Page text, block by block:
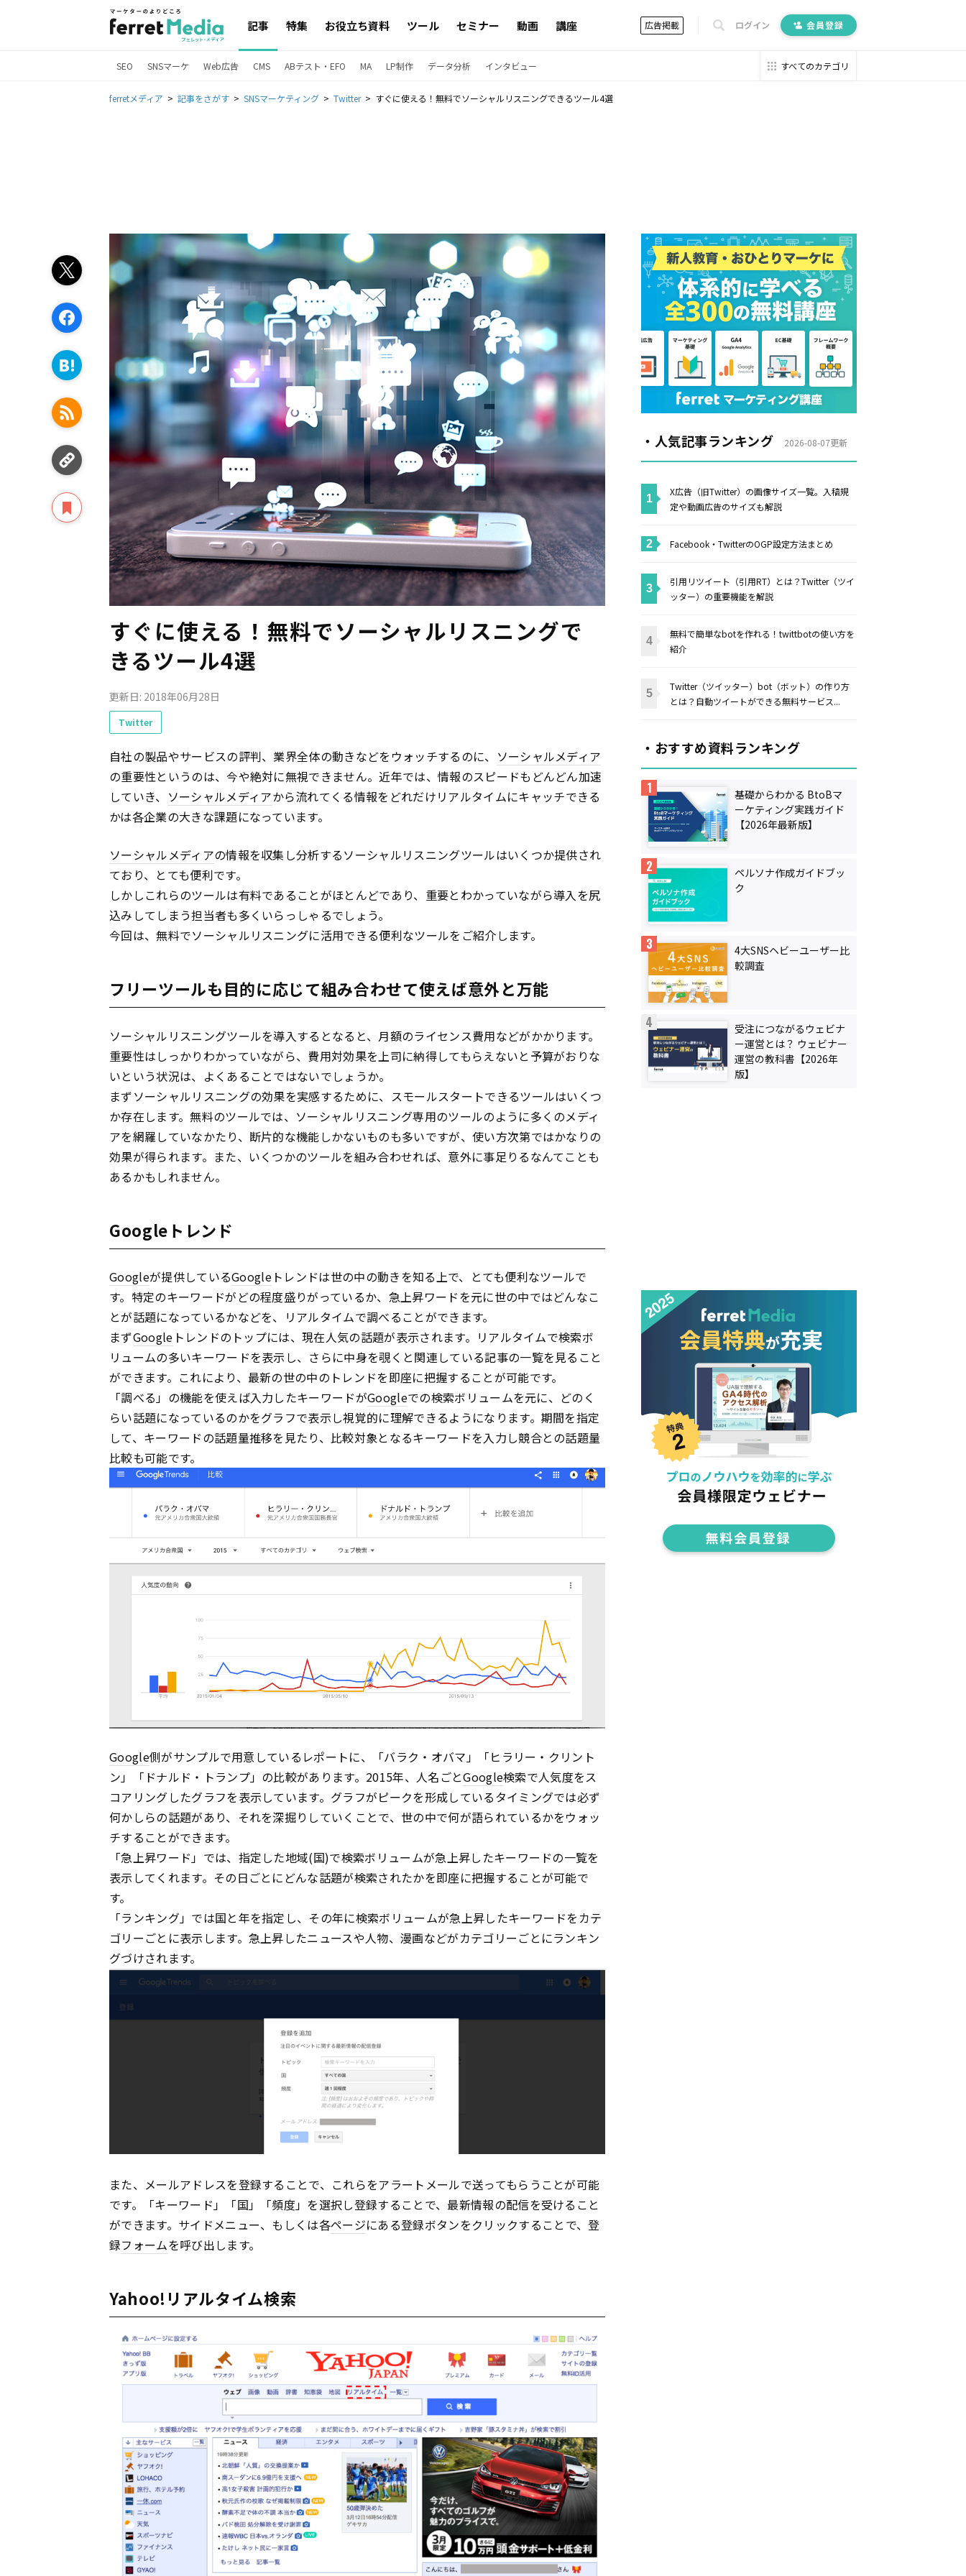
記事 特集 お役立ち資料 ツール セミナー 動画 講座 広告掲載 ログイン 会員登録
SEO SNSマーケ Web広告 CMS ABテスト・EFO MA LP制作 データ分析 インタビュー すべてのカテゴリ
ferretメディア 記事をさがす SNSマーケティング Twitter すぐに使える！無料でソーシャルリスニングできるツール4選
すぐに使える！無料でソーシャルリスニングで
きるツール4選
更新日: 2018年06月28日
Twitter
自社の製品やサービスの評判、業界全体の動きなどをウォッチするのに、 ソーシャルメディア
の重要性というのは、今や絶対に無視できません。近年では、情報のスピードもどんどん加速
していき、 ソーシャルメディアから流れてくる情報をどれだけリアルタイムにキャッチできる
かは各企業の大きな課題になっています。
ソーシャルメディアの情報を収集し分析するソーシャルリスニングツールはいくつか提供され
ており、とても便利です。
しかしこれらのツールは有料であることがほとんどであり、重要とわかっていながら導入を尻
込みしてしまう担当者も多くいらっしゃるでしょう。
今回は、無料でソーシャルリスニングに活用できる便利なツールをご紹介します。
フリーツールも目的に応じて組み合わせて使えば意外と万能
ソーシャルリスニングツールを導入するとなると、月額のライセンス費用などがかかります。
重要性はしっかりわかっていながら、費用対効果を上司に納得してもらえないと予算がおりな
いという状況は、よくあることではないでしょうか。
まずソーシャルリスニングの効果を実感するために、スモールスタートできるツールはいくつ
か存在します。無料のツールでは、ソーシャルリスニング専用のツールのように多くのメディ
アを網羅していなかたり、断片的な機能しかないものも多いですが、使い方次第ではかなりの
効果が得られます。また、いくつかのツールを組み合わせれば、意外に事足りるなんてことも
あるかもしれません。
Googleトレンド
Googleが提供しているGoogle トレンドは世の中の動きを知る上で、とても便利なツールで
す。特定のキーワードがどの程度盛りがっているか、急上昇ワードを元に世の中ではどんなこ
とが話題になっているかなどを、リアルタイムで調べることができます。
まずGoogle トレンドのトップには、現在人気の話題が表示されます。リアルタイムで検索ボ
リュームの多いキーワードを表示し、さらに中身を覗くと関連している記事の一覧を見ること
ができます。これにより、最新の世の中のトレンドを即座に把握することが可能です。
「調べる」の機能を使えば入力したキーワードがGoogleでの検索ボリュームを元に、どのく
らい話題になっているのかをグラフで表示し視覚的に理解できるようになります。期間を指定
して、キーワードの話題量推移を見たり、比較対象となるキーワードを入力し競合との話題量
比較も可能です。
Google側がサンプルで用意しているレポートに、「バラク・オバマ」「ヒラリー・クリント
ン」「ドナルド・トランプ」の比較があります。2015年、人名ごとGoogle検索で人気度をス
コアリングしたグラフを表示しています。グラフがピークを形成しているタイミングでは必ず
何かしらの話題があり、それを深掘りしていくことで、世の中で何が語られているかをウォッ
チすることができます。
「急上昇ワード」では、指定した地域(国)で検索ボリュームが急上昇したキーワードの一覧を
表示してくれます。その日ごとにどんな話題が検索されたかを即座に把握することが可能で
す。
「ランキング」では国と年を指定し、その年に検索ボリュームが急上昇したキーワードをカテ
ゴリーごとに表示します。急上昇したニュースや人物、漫画などがカテゴリーごとにランキン
グづけされます。
また、メールアドレスを登録することで、これらをアラートメールで送ってもらうことが可能
です。「キーワード」「国」「頻度」を選択し登録することで、最新情報の配信を受けること
ができます。サイドメニュー、もしくは各ページにある登録ボタンをクリックすることで、登
録フォームを呼び出します。
Yahoo!リアルタイム検索
・人気記事ランキング 2026-08-07更新
X広告（旧Twitter）の画像サイズ一覧。入稿規
定や動画広告のサイズも解説
Facebook・TwitterのOGP設定方法まとめ
引用リツイート（引用RT）とは？Twitter（ツイ
ッター）の重要機能を解説
無料で簡単なbotを作れる！twittbotの使い方を
紹介
Twitter（ツイッター）bot（ボット）の作り方
とは？自動ツイートができる無料サービス...
・おすすめ資料ランキング
基礎からわかる BtoBマ
ーケティング実践ガイド
【2026年最新版】
ペルソナ作成ガイドブッ
ク
4大SNSヘビーユーザー比
較調査
受注につながるウェビナ
ー運営とは？ ウェビナー
運営の教科書【2026年
版】